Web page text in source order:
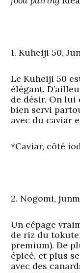
1. Kuheiji 50,
Le Kuheiji 50
élégant.
de désir. On lui
bien servi
avec du caviar
*Caviar, côté
2. Nogomi,
Un cépage
de riz du
premium). De
épicé, et plus
avec des